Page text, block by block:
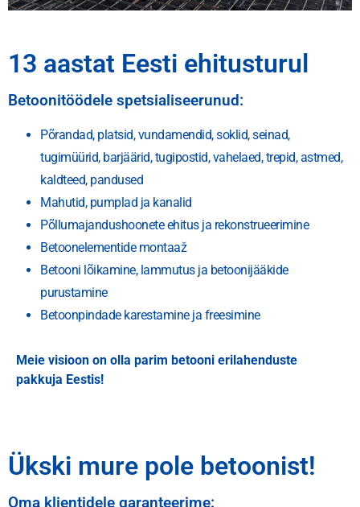
13 aastat Eesti ehitusturul
Betoonitöödele spetsialiseerunud:
Põrandad, platsid, vundamendid, soklid, seinad,
tugimüürid, barjäärid, tugipostid, vahelaed, trepid, astmed,
kaldteed, pandused
Mahutid, pumplad ja kanalid
Põllumajandushoonete ehitus ja rekonstrueerimine
Betoonelementide montaaž
Betooni lõikamine, lammutus ja betoonijääkide
purustamine
Betoonpindade karestamine ja freesimine
Meie visioon on olla parim betooni erilahenduste
pakkuja Eestis!
Ükski mure pole betoonist!
Oma klientidele garanteerime: